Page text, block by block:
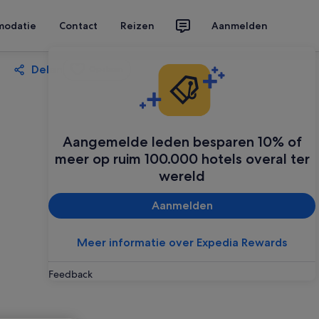
Contact Reizen Aanmelden
Aangemelde leden besparen 10% of
meer op ruim 100.000 hotels overal ter
wereld
Aanmelden
Meer informatie over Expedia Rewards
Feedback
Delen